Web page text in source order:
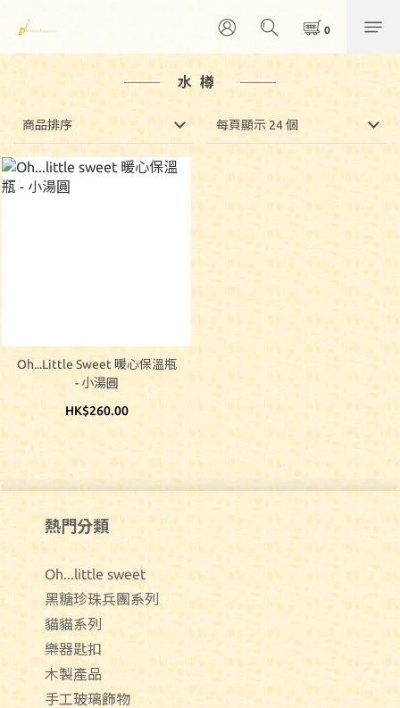
水樽
商品排序 每頁顯示 24 個
Oh...little Sweet 暖心保溫瓶
- 小湯圓
HK$260.00
熱門分類
Oh...little sweet
黑糖珍珠兵團系列
貓貓系列
樂器匙扣
木製產品
手工玻璃飾物